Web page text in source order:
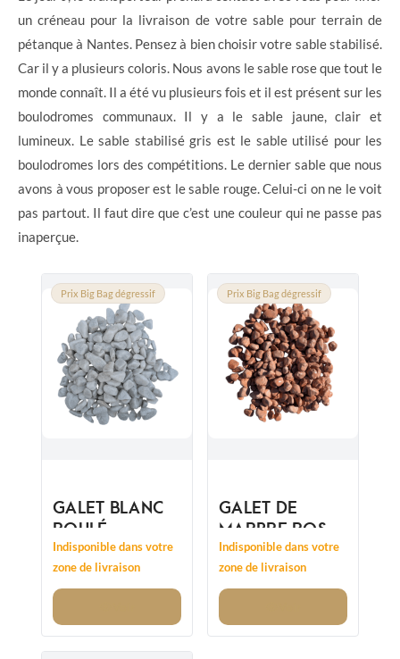
un créneau pour la livraison de votre sable pour terrain de
pétanque à Nantes. Pensez à bien choisir votre sable stabilisé.
Car il y a plusieurs coloris. Nous avons le sable rose que tout le
monde connaît. Il a été vu plusieurs fois et il est présent sur les
boulodromes communaux. Il y a le sable jaune, clair et
lumineux. Le sable stabilisé gris est le sable utilisé pour les
boulodromes lors des compétitions. Le dernier sable que nous
avons à vous proposer est le sable rouge. Celui-ci on ne le voit
pas partout. Il faut dire que c’est une couleur qui ne passe pas
inaperçue.
Prix Big Bag dégressif
GALET BLANC
ROULÉ
12/25MM
Indisponible dans votre
zone de livraison
Prix Big Bag dégressif
GALET DE
MARBRE ROSE
15/25 -
REMPLACE
12/25MM
Indisponible dans votre
zone de livraison